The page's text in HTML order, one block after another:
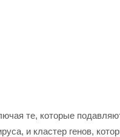
те, которые
и кластер генов,